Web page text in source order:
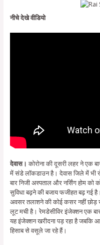
नीचे देखे वीडियो
देवास। कोरोना की दूसरी लहर ने एक
में संडे लॉकडाउन है। देवास जिले में भी
बार निजी अस्पताल और नर्सिंग होम
सुविधा बढ़ने की बजाय फजीहत बढ़ गई
अवसर तलाशने की कोई कसर नहीं छोड़
लूट मची है। रेमडेसीविर इंजेक्शन एक
यह इंजेक्शन खरीदना पड़ रहा है जबकि
हिसाब से वसूले जा रहे हैं।